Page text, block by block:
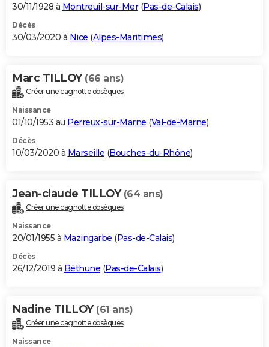
30/11/1928 à Montreuil-sur-Mer(Pas-de-Calais)
Décès
30/03/2020 à Nice (Alpes-Maritimes)
Marc TILLOY (66 ans)
Créer une cagnotte obsèques
Naissance
01/10/1953 au Perreux-sur-Marne (Val-de-Marne)
Décès
10/03/2020 à Marseille (Bouches-du-Rhône)
Jean-claude TILLOY (64 ans)
Créer une cagnotte obsèques
Naissance
20/01/1955 à Mazingarbe (Pas-de-Calais)
Décès
26/12/2019 à Béthune (Pas-de-Calais)
Nadine TILLOY (61 ans)
Créer une cagnotte obsèques
Naissance